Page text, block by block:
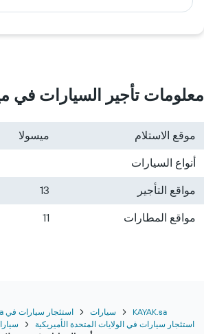
معلومات تأجير السيارات في
موقع الاستلام
ميسولا
أنواع السيارات
مواقع التأجير
13
مواقع المطارات
11
KAYAK.sa سيارات
استئجار سيارات في North America
استئجار سيارات في الولايات المتحدة الأميريكية